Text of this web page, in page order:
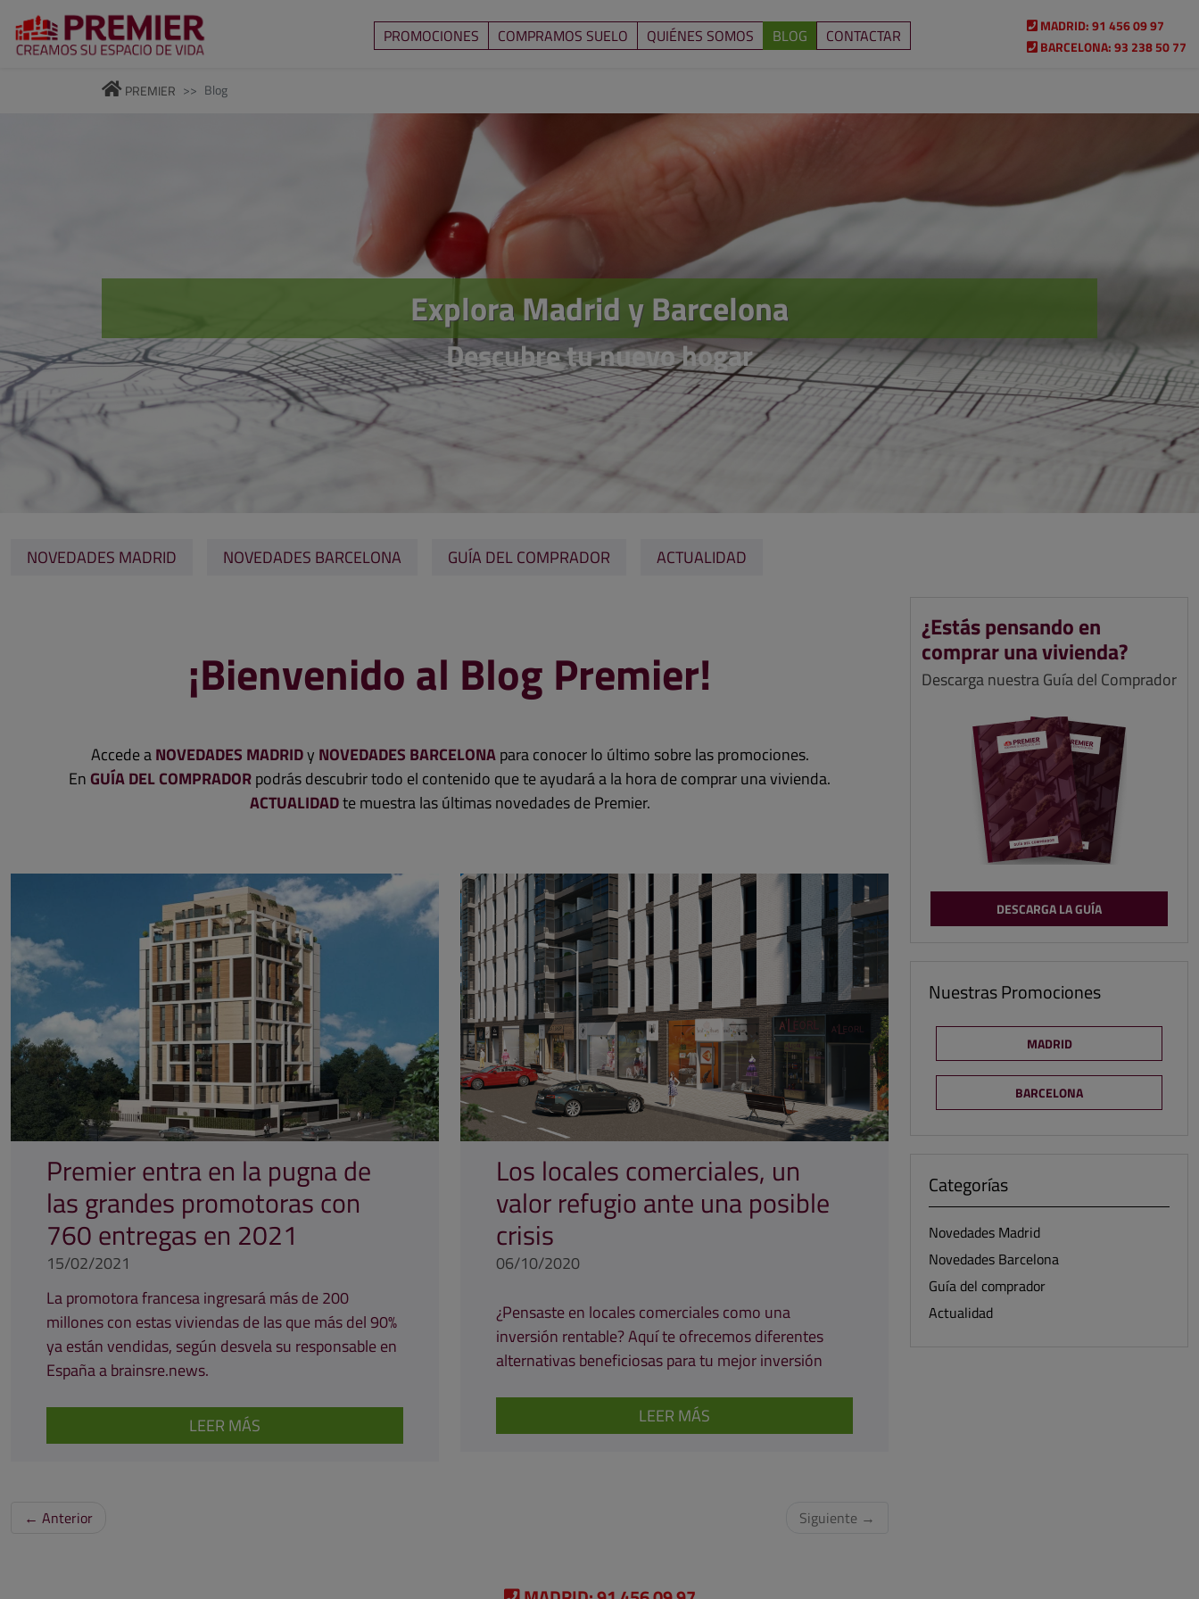
PROMOCIONES COMPRAMOS SUELO QUIÉNES SOMOS BLOG CONTACTAR MADRID:91 456 09 97
BARCELONA:93 238 50 77
PREMIER Blog
Explora Madrid y Barcelona
Descubre tu nuevo hogar
NOVEDADES MADRID NOVEDADES BARCELONA GUÍA DEL COMPRADOR ACTUALIDAD
¡Bienvenido al Blog Premier!
Accede aNOVEDADES MADRIDy NOVEDADES BARCELONApara conocer lo último sobre las promociones.
En GUÍA DEL COMPRADORpodrás descubrir todo el contenido que te ayudará a la hora de comprar una vivienda.
ACTUALIDADte muestra las últimas novedades de Premier.
Premier entra en la pugna de
las grandes promotoras con
760 entregas en 2021
15/02/2021
La promotora francesa ingresará más de 200
millones con estas viviendas de las que más del 90%
ya están vendidas, según desvela su responsable en
España a brainsre.news.
LEER MÁS
Los locales comerciales, un
valor refugio ante una posible
crisis
06/10/2020
¿Pensaste en locales comerciales como una
inversión rentable? Aquí te ofrecemos diferentes
alternativas beneficiosas para tu mejor inversión
LEER MÁS
← Anterior Siguiente →
¿Estás pensando en
comprar una vivienda?
Descarga nuestra Guía del Comprador
DESCARGA LA GUÍA
Nuestras Promociones
MADRID
BARCELONA
Categorías
Novedades Madrid
Novedades Barcelona
Guía del comprador
Actualidad